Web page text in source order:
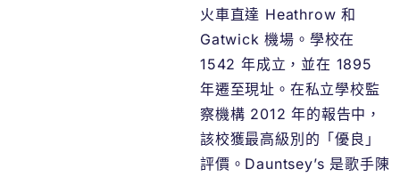
火車直達 Heathrow 和
Gatwick 機場。學校在
1542 年成立，並在 1895
年遷至現址。在私立學校監
察機構 2012 年的報告中，
該校獲最高級別的「優良」
評價。Dauntsey’s 是歌手陳